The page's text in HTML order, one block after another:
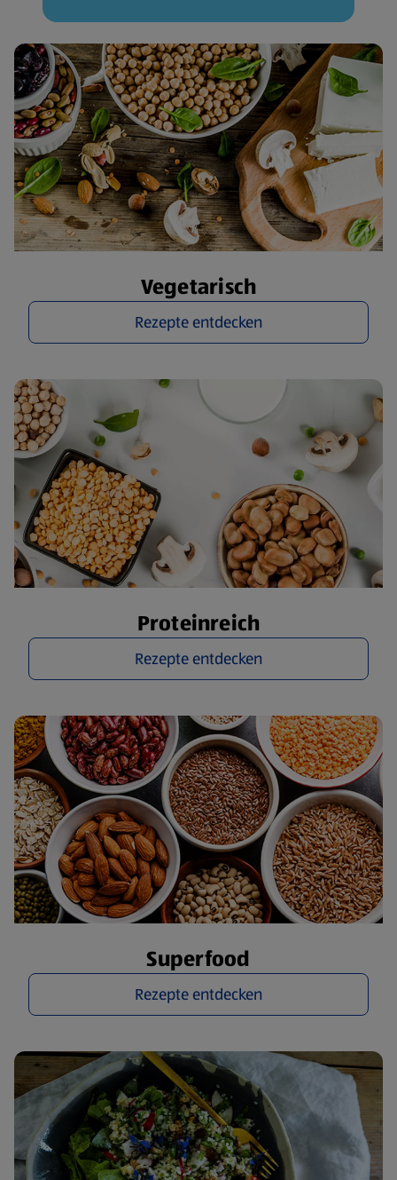
Vegetarisch
Rezepte entdecken
Proteinreich
Rezepte entdecken
Superfood
Rezepte entdecken